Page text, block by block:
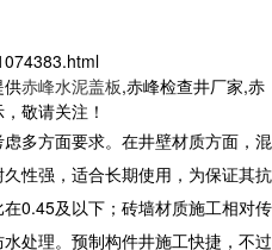
供赤峰水泥盖板,赤峰检查井厂家,赤
敬请关注！
多方面要求。在井壁材质方面，混
性强，适合长期使用，为保证其抗
0.45及以下；砖墙材质施工相对传
处理。预制构件井施工快捷，不过